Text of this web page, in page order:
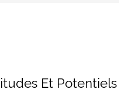
Et Potentiels